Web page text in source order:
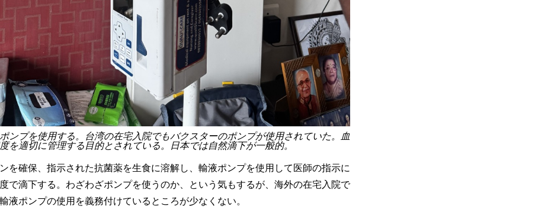
ンプを使用する。台湾の在宅入院でもバクスターのポンプが使用されていた。血
を適切に管理する目的とされている。日本では自然滴下が一般的。
を確保、指示された抗菌薬を生食に溶解し、輸液ポンプを使用して医師の指示に
で滴下する。わざわざポンプを使うのか、という気もするが、海外の在宅入院で
液ポンプの使用を義務付けているところが少なくない。